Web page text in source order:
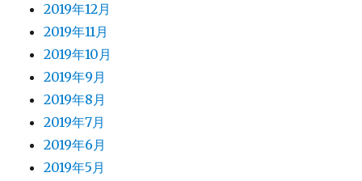
2019年12月
2019年11月
2019年10月
2019年9月
2019年8月
2019年7月
2019年6月
2019年5月